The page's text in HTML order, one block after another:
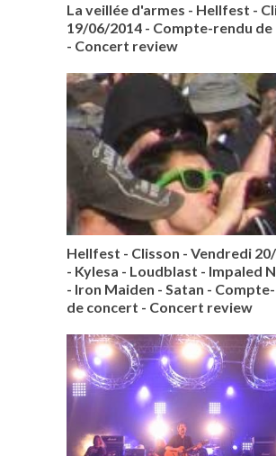
La veillée d'armes - Hellfest -
19/06/2014 - Compte-rendu
- Concert review
Hellfest - Clisson - Vendredi
- Kylesa - Loudblast - Impaled
- Iron Maiden - Satan -
de concert - Concert review